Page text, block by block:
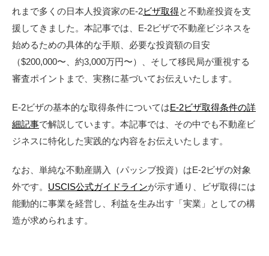
れまで多くの日本人投資家のE-2ビザ取得と不動産投資を支
援してきました。本記事では、E-2ビザで不動産ビジネスを
始めるための具体的な手順、必要な投資額の目安
（$200,000〜、約3,000万円〜）、そして移民局が重視する
審査ポイントまで、実務に基づいてお伝えいたします。
E-2ビザの基本的な取得条件についてはE-2ビザ取得条件の詳
細記事で解説しています。本記事では、その中でも不動産ビ
ジネスに特化した実践的な内容をお伝えいたします。
なお、単純な不動産購入（パッシブ投資）はE-2ビザの対象
外です。 USCIS公式ガイドラインが示す通り、ビザ取得には
能動的に事業を経営し、利益を生み出す「実業」としての構
造が求められます。